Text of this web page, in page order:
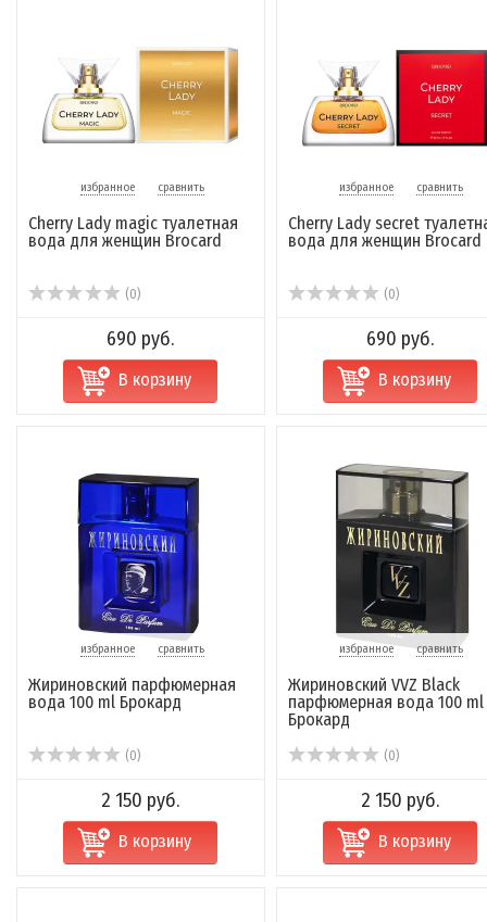
избранное сравнить
Cherry Lady magic туалетная
вода для женщин Brocard
(0)
690 руб.
В корзину
избранное сравнить
Cherry Lady secret
вода для женщин Brocard
(0)
690 руб.
В корзину
избранное сравнить
Жириновский парфюмерная
вода 100 ml Брокард
(0)
2 150 руб.
В корзину
избранное сравнить
Жириновский VVZ Black
парфюмерная вода 100 ml
Брокард
(0)
2 150 руб.
В корзину